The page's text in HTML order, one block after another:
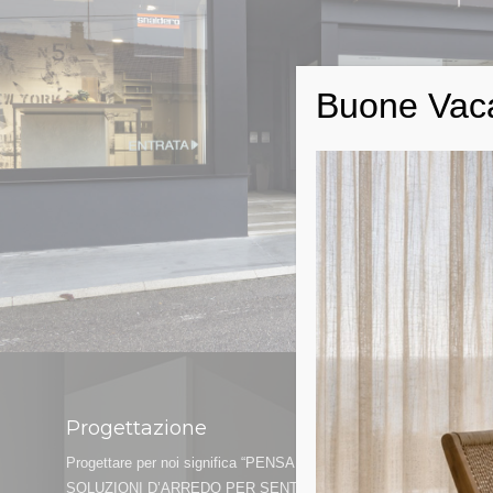
Progettazione
Progettare per noi significa “PENSARE E REALIZZARE
SOLUZIONI D’ARREDO PER SENTIRSI BENE A
Buone